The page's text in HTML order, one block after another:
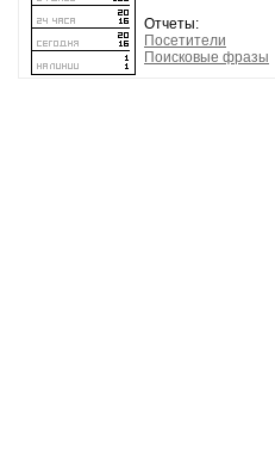
Отчеты:
Посетители
Поисковые фразы